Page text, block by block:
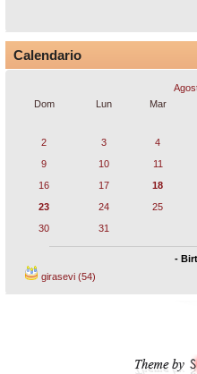
Calendario
Dom
Lun Mar
2
3 4
9
10 11
16
17 18
23
24 25
30
31
-
girasevi (54)